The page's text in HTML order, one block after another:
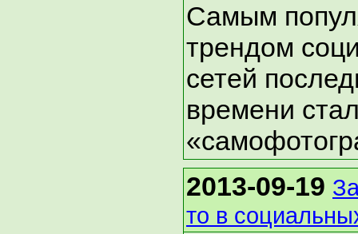
Самым
трендом
сетей
времени
2013-09-19
то в